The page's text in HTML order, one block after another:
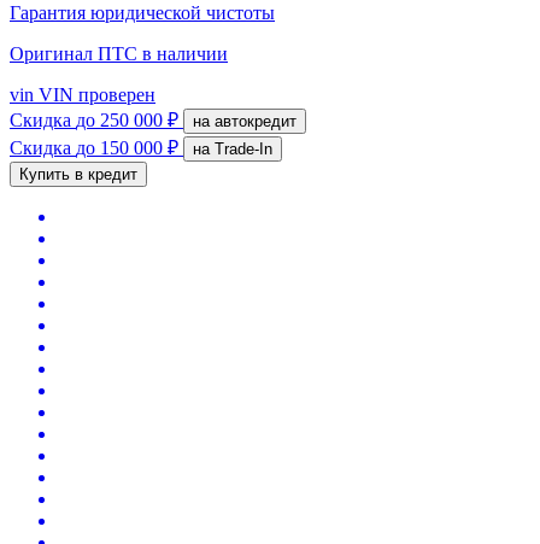
Гарантия юридической чистоты
Оригинал ПТС в наличии
vin VIN проверен
Скидка до 250 000 ₽ на автокредит
Скидка до 150 000 ₽
на Trade-In
Купить в кредит